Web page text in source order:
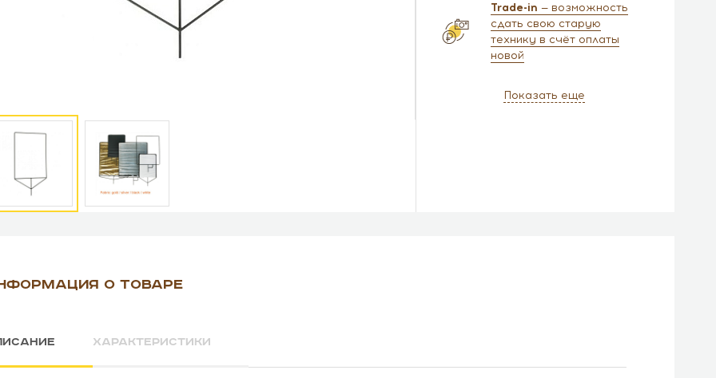
Trade-in — возможность
сдать свою старую
технику в счёт оплаты
новой
Показать еще
О ТОВАРЕ
ХАРАКТЕРИСТИКИ